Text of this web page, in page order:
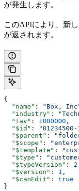
が発生します。
このAPIにより、新
が返されます。
{
  "name"
: "Box,
  "industry"
:
  "tav"
: 1000000 ,
  "$id"
:
  "$parent"
:
  "$scope"
:
  "$template"
:
  "$type"
:
  "$typeVersion"
: 2
  "$version"
: 1 ,
  "$canEdit"
: true
}